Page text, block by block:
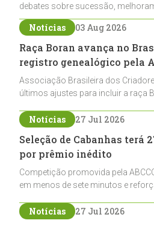
debates sobre sucessão,
e networking para jovens ligados à
Notícias 03 Aug 2026
Raça Boran avança no
registro genealógico pela
Associação Brasileira dos
últimos ajustes para incluir a raça
pecuária nacional
Notícias 27 Jul 2026
Seleção de Cabanhas terá
por prêmio inédito
Competição promovida pela
em menos de sete minutos e
ao laço
Notícias 27 Jul 2026